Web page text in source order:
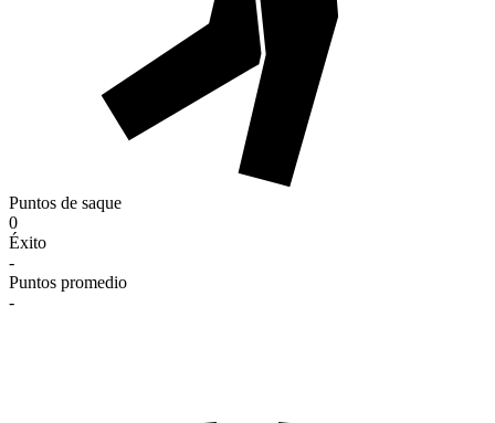
Puntos de saque
0
Éxito
-
Puntos promedio
-